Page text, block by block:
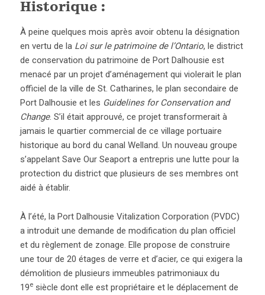
Historique :
À peine quelques mois après avoir obtenu la désignation
en vertu de la Loi sur le patrimoine de l’Ontario, le district
de conservation du patrimoine de Port Dalhousie est
menacé par un projet d’aménagement qui violerait le plan
officiel de la ville de St. Catharines, le plan secondaire de
Port Dalhousie et les Guidelines for Conservation and
Change. S’il était approuvé, ce projet transformerait à
jamais le quartier commercial de ce village portuaire
historique au bord du canal Welland. Un nouveau groupe
s’appelant Save Our Seaport a entrepris une lutte pour la
protection du district que plusieurs de ses membres ont
aidé à établir.
À l’été, la Port Dalhousie Vitalization Corporation (PVDC)
a introduit une demande de modification du plan officiel
et du règlement de zonage. Elle propose de construire
une tour de 20 étages de verre et d’acier, ce qui exigera la
démolition de plusieurs immeubles patrimoniaux du
19esiècle dont elle est propriétaire et le déplacement de